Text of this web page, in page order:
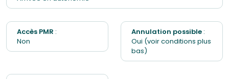
Parking gratuit
Accès PMR :
Non
Annulation possible :
Oui (voir conditions plus
bas)